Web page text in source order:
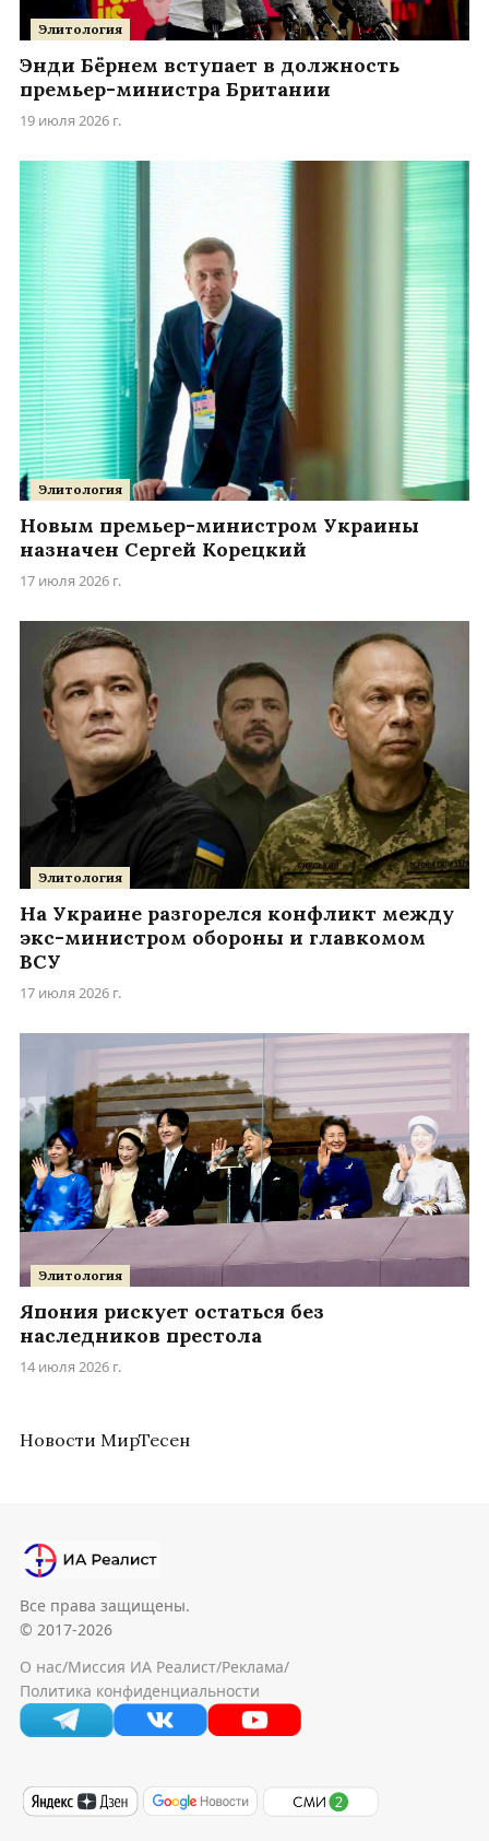
Элитология
Энди Бёрнем вступает в должность
премьер-министра Британии
19 июля 2026 г.
Элитология
Новым премьер-министром Украины
назначен Сергей Корецкий
17 июля 2026 г.
Элитология
На Украине разгорелся конфликт между
экс-министром обороны и главкомом
ВСУ
17 июля 2026 г.
Элитология
Япония рискует остаться без
наследников престола
14 июля 2026 г.
Новости МирТесен
Все права защищены.
© 2017-2026
О нас/Миссия ИА Реалист/Реклама/
Политика конфиденциальности